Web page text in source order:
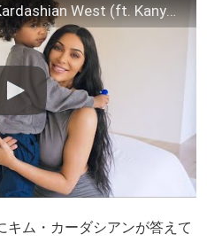
73 Questions With Kim Kardashian West (ft. Kanye West) | Vogue
ム・カーダシアンが答えて